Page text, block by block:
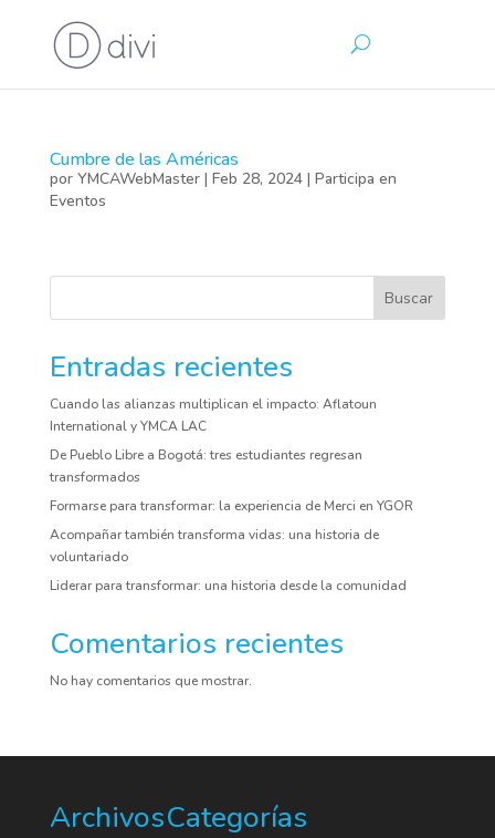
Cumbre de las Américas
por YMCAWebMaster| Feb 28, 2024| Participa en
Eventos
Buscar
Entradas recientes
Cuando las alianzas multiplican el impacto: Aflatoun
International y YMCA LAC
De Pueblo Libre a Bogotá: tres estudiantes regresan
transformados
Formarse para transformar: la experiencia de Merci en YGOR
Acompañar también transforma vidas: una historia de
voluntariado
Liderar para transformar: una historia desde la comunidad
Comentarios recientes
No hay comentarios que mostrar.
ArchivosCategorías